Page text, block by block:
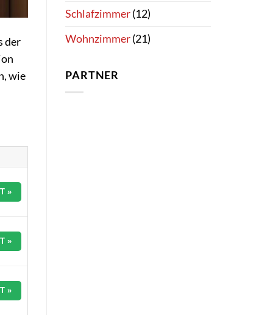
der
wie
»
»
»
Schlafzimmer(12)
Wohnzimmer(21)
PARTNER